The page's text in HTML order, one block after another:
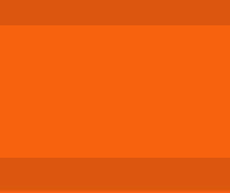
апельсина.
движениями.